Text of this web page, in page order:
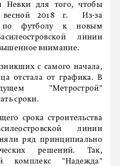
Невки для того, чтобы
весной 2018 г. Из-за
по футболу к новым
линии
внимание.
с самого начала,
отстала от графика. В
"Метрострой"
сроки.
срока строительства
линии
ряд принципиально
решений. Так,
комплекс "Надежда"